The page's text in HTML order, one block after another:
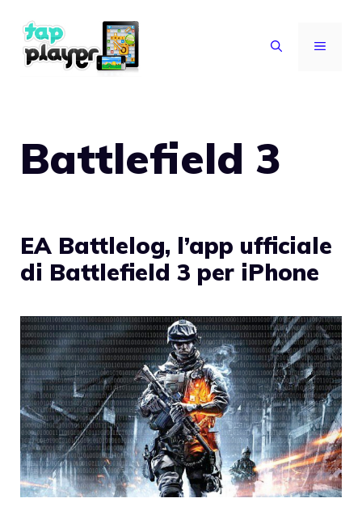
contenuto
MENU
Battlefield 3
EA Battlelog, l’app ufficiale
di Battlefield 3 per iPhone